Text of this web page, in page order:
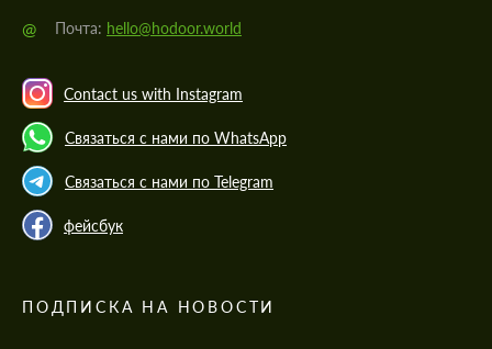
@ Почта: hello@hodoor.world
Contact us with Instagram
Связаться с нами по WhatsApp
Связаться с нами по Telegram
фейсбук
ПОДПИСКА НА НОВОСТИ